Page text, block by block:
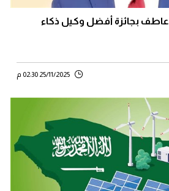
بجائزة أفضل وكيل ذكاء
25/11/2025 02:30 م